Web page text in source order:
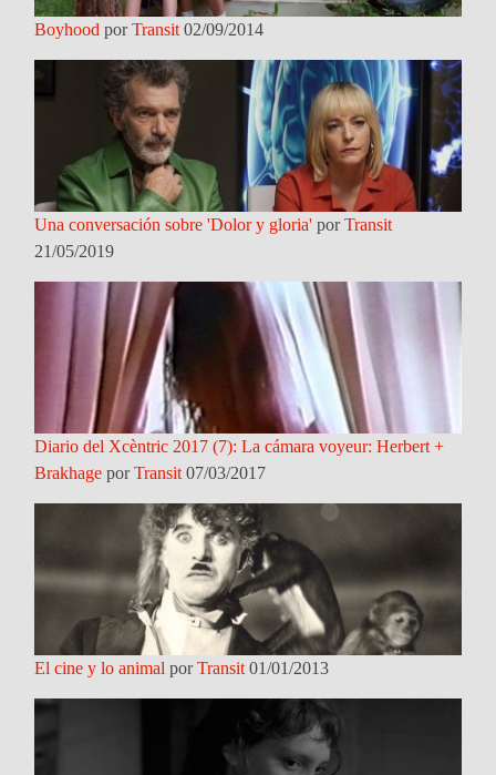
Boyhood porTransit 02/09/2014
Una conversación sobre 'Dolor y gloria' porTransit
21/05/2019
Diario del Xcèntric 2017 (7): La cámara voyeur: Herbert +
Brakhage porTransit 07/03/2017
El cine y lo animal porTransit 01/01/2013